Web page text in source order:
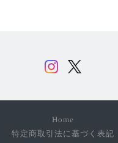
Home
特定商取引法に基づく表記